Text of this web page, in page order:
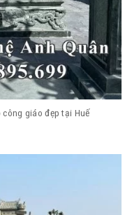
giáo đẹp tại Huế